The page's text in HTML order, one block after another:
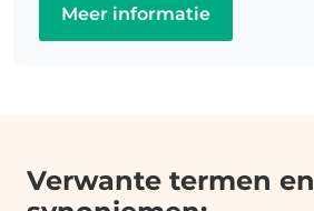
Meer informatie
Verwante termen en